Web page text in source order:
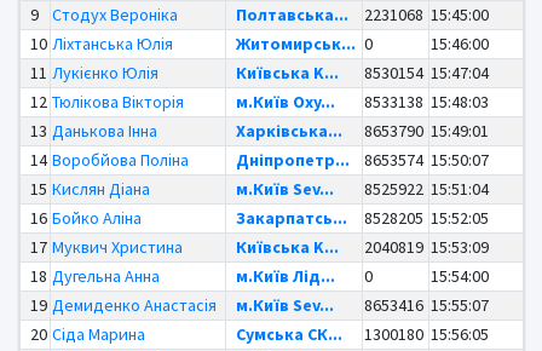
9
Стодух Вероніка Полтавська... 2231068 15:45:00
10 Ліхтанська Юлія Житомирськ... 0
15:46:00
11 Лукієнко Юлія Київська K... 8530154 15:47:04
12 Тюлікова Вікторія м.Київ Oxy... 8533138 15:48:03
13 Данькова Інна Харківська... 8653790 15:49:01
14 Воробйова Поліна Дніпропетр... 8653574 15:50:07
15 Кислян Діана м.Київ Sev... 8525922 15:51:04
16 Бойко Аліна Закарпатсь... 8528205 15:52:05
17 Муквич Христина Київська K... 2040819 15:53:09
18 Дугельна Анна м.Київ Лід... 0
15:54:00
19 Демиденко Анастасія м.Київ Sev... 8653416 15:55:07
20 Сіда Марина Сумська СК... 1300180 15:56:05